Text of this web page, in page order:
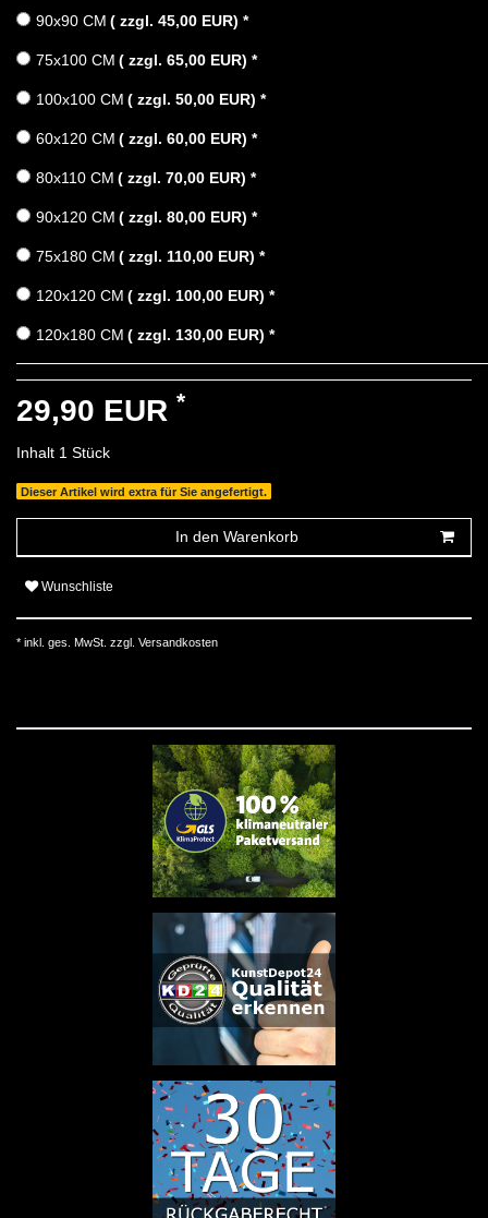
90x90 CM ( zzgl. 45,00 EUR) *
75x100 CM ( zzgl. 65,00 EUR) *
100x100 CM ( zzgl. 50,00 EUR) *
60x120 CM ( zzgl. 60,00 EUR) *
80x110 CM ( zzgl. 70,00 EUR) *
90x120 CM ( zzgl. 80,00 EUR) *
75x180 CM ( zzgl. 110,00 EUR) *
120x120 CM ( zzgl. 100,00 EUR) *
120x180 CM ( zzgl. 130,00 EUR) *
29,90 EUR *
Inhalt 1 Stück
Dieser Artikel wird extra für Sie angefertigt.
In den Warenkorb
Wunschliste
* inkl. ges. MwSt. zzgl. Versandkosten